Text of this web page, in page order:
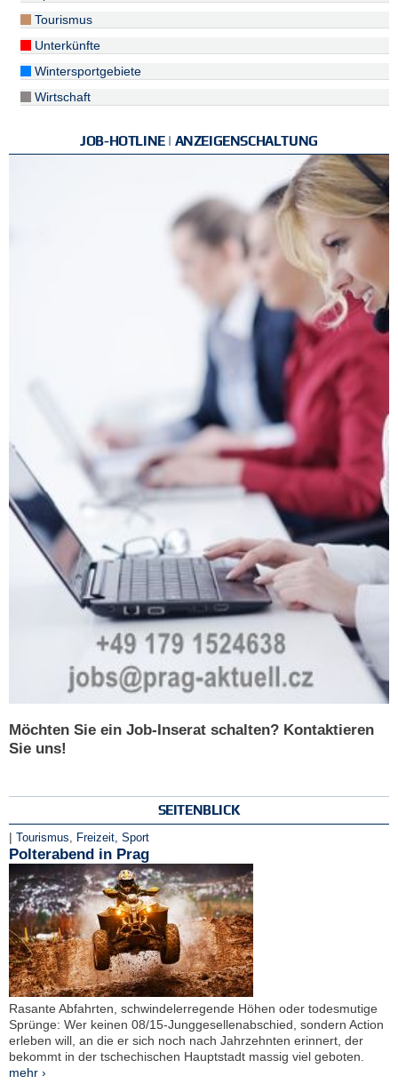
Tourismus
Unterkünfte
Wintersportgebiete
Wirtschaft
JOB-HOTLINE | ANZEIGENSCHALTUNG
Möchten Sie ein Job-Inserat schalten? Kontaktieren
Sie uns!
SEITENBLICK
| Tourismus, Freizeit, Sport
Polterabend in Prag
Rasante Abfahrten, schwindelerregende Höhen oder todesmutige
Sprünge: Wer keinen 08/15-Junggesellenabschied, sondern Action
erleben will, an die er sich noch nach Jahrzehnten erinnert, der
bekommt in der tschechischen Hauptstadt massig viel geboten.
mehr ›